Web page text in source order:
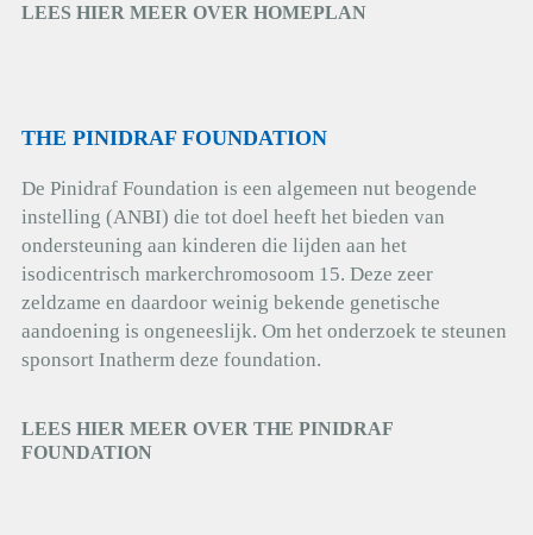
LEES HIER MEER OVER HOMEPLAN
THE PINIDRAF FOUNDATION
De Pinidraf Foundation is een algemeen nut beogende
instelling (ANBI) die tot doel heeft het bieden van
ondersteuning aan kinderen die lijden aan het
isodicentrisch markerchromosoom 15. Deze zeer
zeldzame en daardoor weinig bekende genetische
aandoening is ongeneeslijk. Om het onderzoek te steunen
sponsort Inatherm deze foundation.
LEES HIER MEER OVER THE PINIDRAF
FOUNDATION